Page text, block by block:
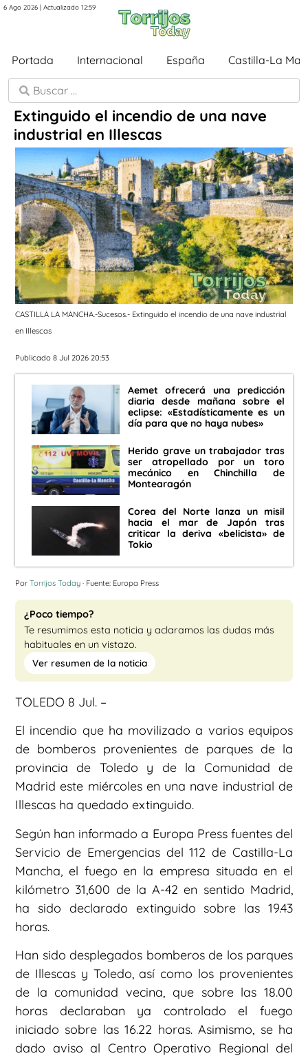
6 Ago 2026 | Actualizado 12:59
Portada Internacional España Castilla-La
Extinguido el incendio de una nave
industrial en Illescas
CASTILLA LA MANCHA.-Sucesos.- Extinguido el incendio de una nave industrial
en Illescas
Publicado 8 Jul 2026 20:53
Aemet ofrecerá una predicción
diaria desde mañana sobre el
eclipse: «Estadísticamente es un
día para que no haya nubes»
Herido grave un trabajador tras
ser atropellado por un toro
mecánico en Chinchilla de
Montearagón
Corea del Norte lanza un misil
hacia el mar de Japón tras
criticar la deriva «belicista» de
Tokio
Por Torrijos Today · Fuente: Europa Press
¿Poco tiempo?
Te resumimos esta noticia y aclaramos las dudas más
habituales en un vistazo.
Ver resumen de la noticia
TOLEDO 8 Jul. –
El incendio que ha movilizado a varios equipos
de bomberos provenientes de parques de la
provincia de Toledo y de la Comunidad de
Madrid este miércoles en una nave industrial de
Illescas ha quedado extinguido.
Según han informado a Europa Press fuentes del
Servicio de Emergencias del 112 de Castilla-La
Mancha, el fuego en la empresa situada en el
kilómetro 31,600 de la A-42 en sentido Madrid,
ha sido declarado extinguido sobre las 19.43
horas.
Han sido desplegados bomberos de los parques
de Illescas y Toledo, así como los provenientes
de la comunidad vecina, que sobre las 18.00
horas declaraban ya controlado el fuego
iniciado sobre las 16.22 horas. Asimismo, se ha
dado aviso al Centro Operativo Regional del